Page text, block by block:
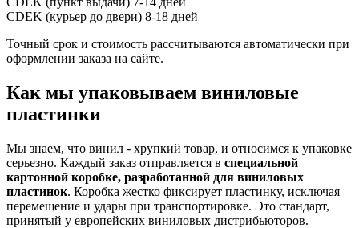
CDEK (курьер до двери) 8-18 дней
Точный срок и стоимость рассчитываются автоматически при
оформлении заказа на сайте.
Как мы упаковываем виниловые
пластинки
Мы знаем, что винил - хрупкий товар, и относимся к упаковке
серьезно. Каждый заказ отправляется в специальной
картонной коробке, разработанной для виниловых
пластинок. Коробка жестко фиксирует пластинку, исключая
перемещение и удары при транспортировке. Это стандарт,
принятый у европейских виниловых дистрибьюторов.